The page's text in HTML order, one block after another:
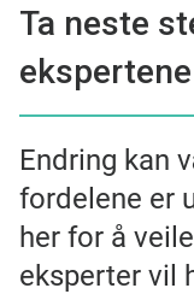
Ta neste
Endring kan
fordelene er
her for å
eksperter vil